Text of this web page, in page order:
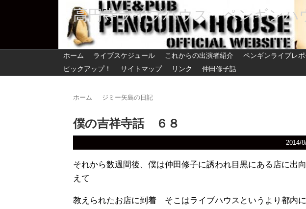
高円寺ライブハウス ペンギンハ
ホーム ライブスケジュール これからの出演者紹介 ペンギンライブレポ
ピックアップ！
サイトマップ リンク 仲田修子話
ホーム ジミー矢島の日記
僕の吉祥寺話 ６８
2014/
それから数週間後、僕は仲田修子に誘われ目黒にある店に
え て
教えられたお店に到着 そこはライブハウスというより都内